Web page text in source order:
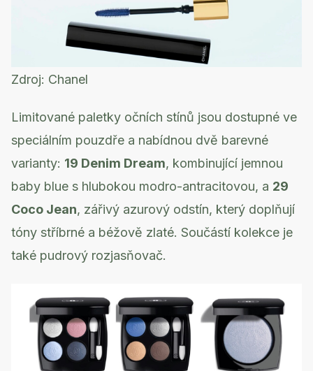
Zdroj: Chanel
Limitované paletky očních stínů jsou dostupné ve
speciálním pouzdře a nabídnou dvě barevné
varianty: 19 Denim Dream, kombinující jemnou
baby blue s hlubokou modro-antracitovou, a 29
Coco Jean, zářivý azurový odstín, který doplňují
tóny stříbrné a béžově zlaté. Součástí kolekce je
také pudrový rozjasňovač.